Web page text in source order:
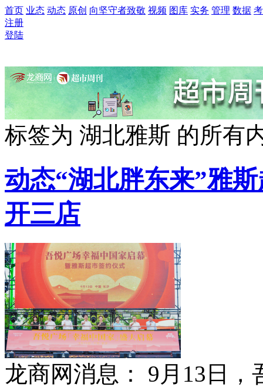
首页 业态 动态 原创 向坚守者致敬 视频 图库 实务 管理 数据
注册
登陆
标签为 湖北雅斯 的所有
动态“湖北胖东来”雅
开三店
龙商网消息： 9月13日